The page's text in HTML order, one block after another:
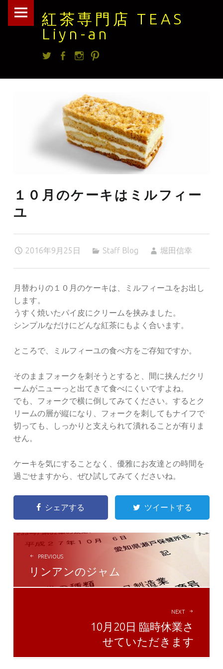
紅茶専門店 TEAS
Liyn-an
紅
Skip
Twitterfacebook
Instagram
１０月のケーキはミルフィー
ユ
2016年9月25日 Staff Blog 堀田信幸
月替わりの１０月のケーキは、ミルフィーユをお出し
します。
うすく焼いたパイ皮にクリームを挟みました。
シンプルなだけにどんな紅茶にもよく合います。
ところで、ミルフィーユの食べ方をご存知ですか。
そのままフォークを刺そうとすると、間に挟んだクリ
ームがニューっと出てきて食べにくいですよね。
でも、フォークで横に倒してみてください。するとク
リームの層が縦になり、フォークを刺してもナイフで
切っても、しっかりと支えられて潰れることが有りま
せん。
ケーキを気にすることなく、優雅にお友達との時間を
過ごせますから、ぜひ試してみてくださいね。
シェアする ツイートする
POST
NAVIGATION
PREVIOUS
リンアンのジャム
NEXT
10月20日 臨時休業さ
せていただきます